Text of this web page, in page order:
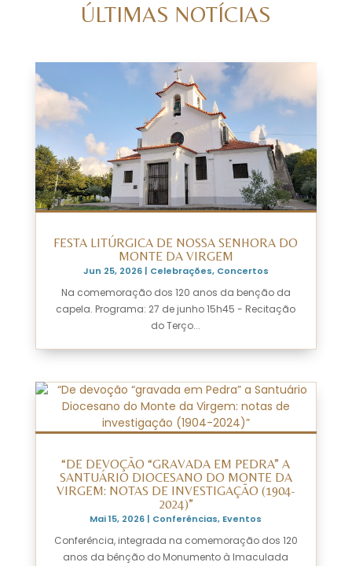
ÚLTIMAS NOTÍCIAS
FESTA LITÚRGICA DE NOSSA SENHORA DO
MONTE DA VIRGEM
Jun 25, 2026| Celebrações, Concertos
Na comemoração dos 120 anos da benção da
capela. Programa: 27 de junho 15h45 - Recitação
do Terço...
“DE DEVOÇÃO “GRAVADA EM PEDRA” A
SANTUÁRIO DIOCESANO DO MONTE DA
VIRGEM: NOTAS DE INVESTIGAÇÃO (1904-
2024)”
Mai 15, 2026 | Conferências, Eventos
Conferência, integrada na comemoração dos 120
anos da bênção do Monumento à Imaculada